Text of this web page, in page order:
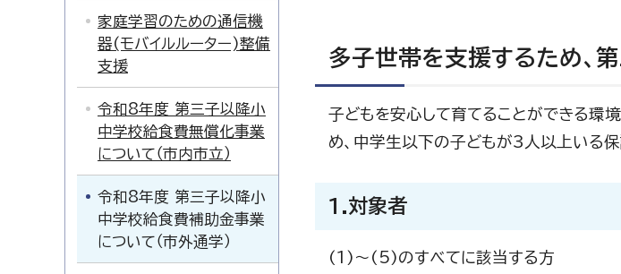
多子世帯を支援するため、
子どもを安心して育てることができる環
め、中学生以下の子どもが3人以上いる
1.対象者
(1)～(5)のすべてに該当する方
家庭学習のための通信機
器(モバイルルーター)整備
支援
令和8年度 第三子以降小
中学校給食費無償化事業
について（市内市立）
令和8年度 第三子以降小
中学校給食費補助金事業
について（市外通学）